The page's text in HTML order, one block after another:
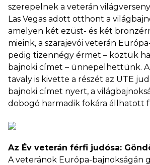
szerepelnek a veterán
Las Vegas adott otthont a
amelyen két ezüst- és két
mieink, a szarajevói veterán
pedig tizennégy érmet – köztük
bajnoki címet – ünnepelhettünk. A
tavaly is kivette a részét az UTE
bajnoki címet nyert, a
dobogó harmadik fokára állhatott
Az Év veterán férfi judósa:
A veteránok Európa-bajnokságán